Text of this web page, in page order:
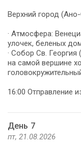
Верхний город
· Атмосфера:
улочек, беленых
· Собор Св.
на самой вершине
16:00 Отправление
День 7
пт, 21.08.2026